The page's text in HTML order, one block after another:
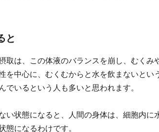
と
取は、この体液のバランスを崩し、むくみ
を中心に、むくむからと水を飲まないとい
でいるという人も多いと思われます。
い状態になると、人間の身体は、細胞内に
態になるわけです。